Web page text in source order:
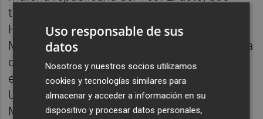
tendrá lugar a las 19.00 horas en el
Hemiciclo de Letras de la Universidad de
Murcia (La Merced), contará con la presencia
de
Pedro María Egea Bruno, catedrático
emérito de Historia Contemporánea de la
UMU;
Anna Mellado,que es la secretaria de
Mujeres e Igualdad de CCOO y que ha
Uso responsable de sus
datos
Nosotros y nuestros socios utilizamos
cookies y tecnologías similares para
almacenar y acceder a información en su
dispositivo y procesar datos personales,